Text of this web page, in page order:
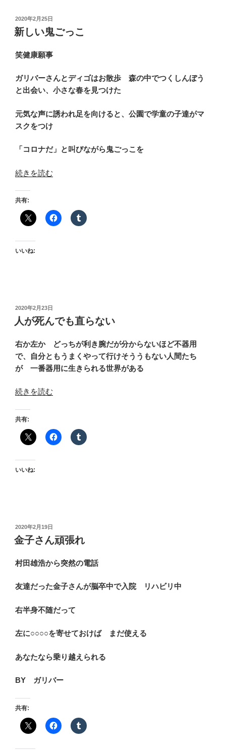
投
稿
日:
2020年2月25日
新しい鬼ごっこ
笑健康願事
ガリバーさんとディゴはお散歩 森の中でつくしんぼう
と出会い、小さな春を見つけた
元気な声に誘われ足を向けると、公園で学童の子達がマ
スクをつけ
「コロナだ」と叫びながら鬼ごっこを
“新
い
ご
続きを読む
共有:
いいね:
投
稿
日:
2020年2月23日
人が死んでも直らない
右か左か どっちが利き腕だが分からないほど不器用
で、自分ともうまくやって行けそううもない人間たち
が 一番器用に生きられる世界がある
“人
死
で
続きを読む
共有:
いいね:
投
稿
日:
2020年2月19日
金子さん頑張れ
村田雄浩から突然の電話
友達だった金子さんが脳卒中で入院 リハビリ中
右半身不随だって
左に○○○○を寄せておけば まだ使える
あなたなら乗り越えられる
BY ガリバー
共有: